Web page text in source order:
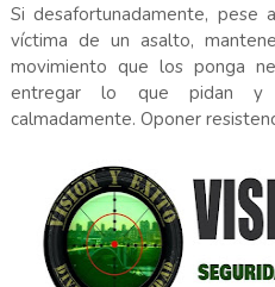
Si desafortunadamente, pese
víctima de un asalto,
movimiento que los ponga
entregar lo que pidan y
calmadamente. Oponer